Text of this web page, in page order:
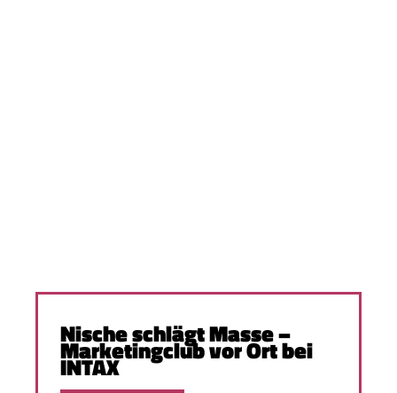
Nische schlägt Masse –
Marketingclub vor Ort bei
INTAX